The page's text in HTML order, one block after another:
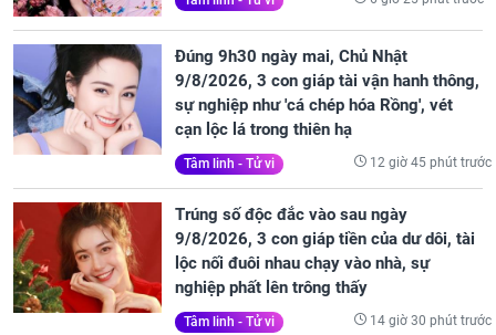
Đúng 9h30 ngày mai, Chủ Nhật
9/8/2026, 3 con giáp tài vận hanh thông,
sự nghiệp như 'cá chép hóa Rồng', vét
cạn lộc lá trong thiên hạ
Tâm linh - Tử vi 12 giờ 45 phút trước
Trúng số độc đắc vào sau ngày
9/8/2026, 3 con giáp tiền của dư dôi, tài
lộc nối đuôi nhau chạy vào nhà, sự
nghiệp phất lên trông thấy
Tâm linh - Tử vi 14 giờ 30 phút trước